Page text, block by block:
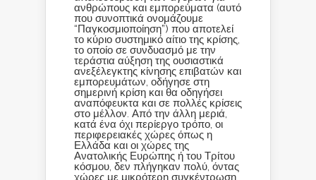
ανθρώπους και εμπορεύματα (αυτό
που συνοπτικά ονομάζουμε
“Παγκοσμιοποίηση”) που αποτελεί
το κύριο συστημικό αίτιο της κρίσης,
το οποίο σε συνδυασμό με την
τεράστια αύξηση της ουσιαστικά
ανεξέλεγκτης κίνησης επιβατών και
εμπορευμάτων, οδήγησε στη
σημερινή κρίση και θα οδηγήσει
αναπόφευκτα και σε πολλές κρίσεις
στο μέλλον. Από την άλλη μεριά,
κατά ένα όχι περίεργο τρόπο, οι
περιφερειακές χώρες όπως η
Ελλάδα και οι χώρες της
Ανατολικής Ευρώπης ή του Τρίτου
κόσμου, δεν πλήγηκαν πολύ, όντας
χώρες με μικρότερη συγκέντρωση